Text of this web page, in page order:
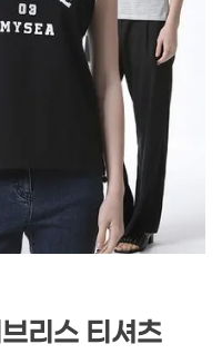
리스 티셔츠